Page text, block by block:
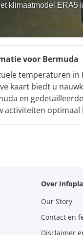
klimaatmodel ERA5
voor Bermuda
temperaturen
kaart biedt u
en
activiteiten optimaal
Over
Our Story
Contact en
Disclaimer